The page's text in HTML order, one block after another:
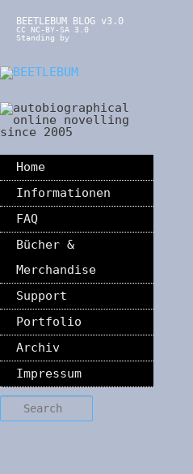
BEETLEBUM BLOG v3.0
CC NC-BY-SA 3.0
Standing by
Home
Informationen
FAQ
Bücher &
Merchandise
Support
Portfolio
Archiv
Impressum
Search